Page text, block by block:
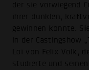
der sie vorwiegend
ihrer dunklen,
gewinnen konnte.
in der Castingshow
Loi von Felix Volk,
studierte und seinen